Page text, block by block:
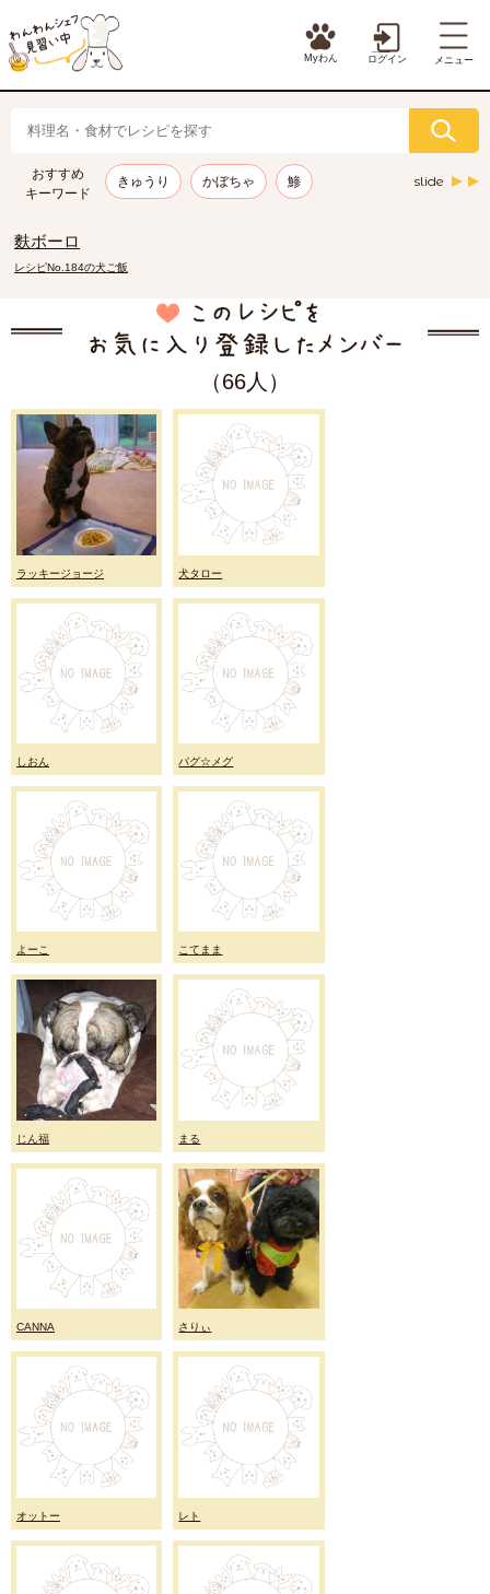
Myわん ログイン メニュー
おすすめ
キーワード
きゅうり かぼちゃ 鯵 slide
麩ボーロ
レシピNo.184の犬ご飯
（66人）
ラッキージョージ 犬タロー
しおん パグ☆メグ
よーこ こてまま
じん福 まる
CANNA さりぃ
オットー レト